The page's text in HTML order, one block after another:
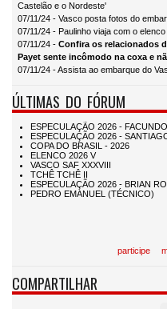
Castelão e o Nordeste'
07/11/24 - Vasco posta fotos do
07/11/24 - Paulinho viaja com o
07/11/24 - Confira os relacionados
Payet sente incômodo na coxa e
07/11/24 - Assista ao embarque do
ÚLTIMAS DO FÓRUM
participe
COMPARTILHAR